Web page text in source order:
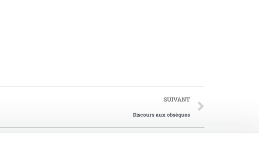
SUIVANT
Discours aux obsèques